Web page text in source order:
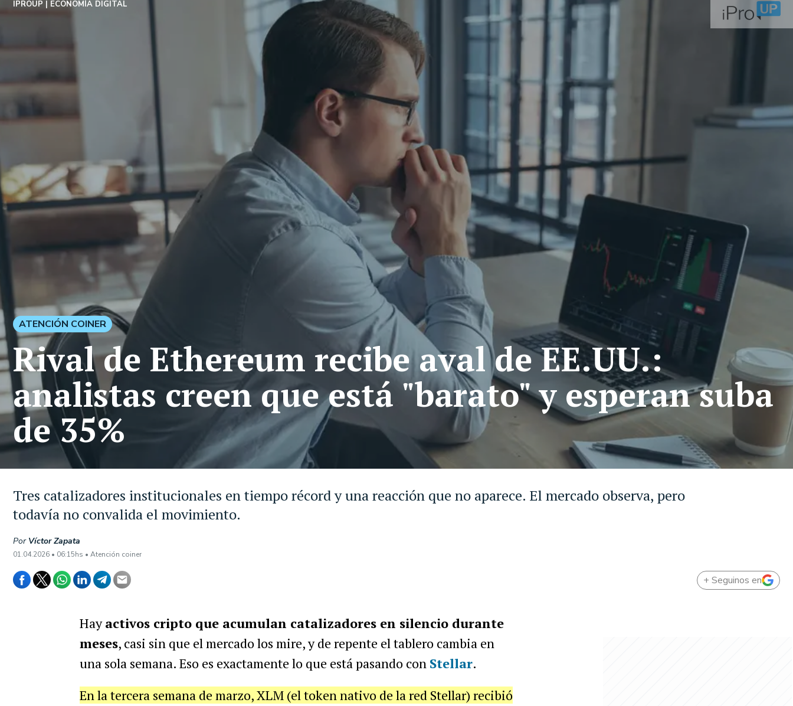
Tres catalizadores institucionales en tiempo récord y una reacción que no aparece. El mercado observa, pero
todavía no convalida el movimiento.
IPROUP ECONOMÍA DIGITAL
Por Víctor Zapata
01.04.2026 • 06:15hs • Atención coiner
ATENCIÓN COINER
Rival de Ethereum recibe aval de EE.UU.:
analistas creen que está "barato" y esperan suba
de 35%
+ Seguinos en
Hayactivos cripto que acumulan catalizadores en silencio durante
meses, casi sin que el mercado los mire, y de repente el tablero cambia en
una sola semana. Eso es exactamente lo que está pasando con Stellar.
En la tercera semana de marzo, XLM (el token nativo de la red Stellar) recibió